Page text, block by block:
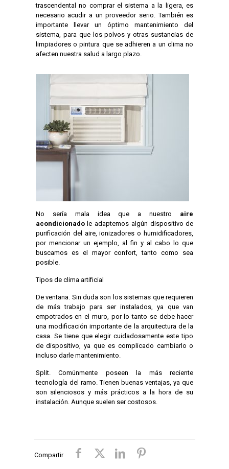
trascendental no comprar el sistema a la ligera, es
necesario acudir a un proveedor serio. También es
importante llevar un óptimo mantenimiento del
sistema, para que los polvos y otras sustancias de
limpiadores o pintura que se adhieren a un clima no
afecten nuestra salud a largo plazo.
No sería mala idea que a nuestro aire
acondicionadole adaptemos algún dispositivo de
purificación del aire, ionizadores o humidificadores,
por mencionar un ejemplo, al fin y al cabo lo que
buscamos es el mayor confort, tanto como sea
posible.
Tipos de clima artificial
De ventana. Sin duda son los sistemas que requieren
de más trabajo para ser instalados, ya que van
empotrados en el muro, por lo tanto se debe hacer
una modificación importante de la arquitectura de la
casa. Se tiene que elegir cuidadosamente este tipo
de dispositivo, ya que es complicado cambiarlo o
incluso darle mantenimiento.
Split. Comúnmente poseen la más reciente
tecnología del ramo. Tienen buenas ventajas, ya que
son silenciosos y más prácticos a la hora de su
instalación. Aunque suelen ser costosos.
Compartir